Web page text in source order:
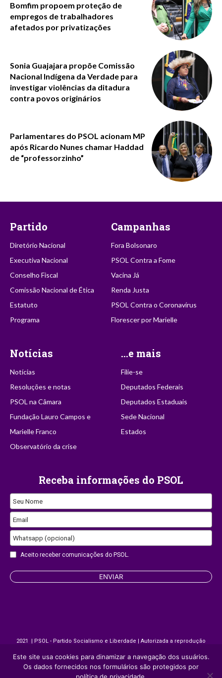
Bomfim propoem proteção de
empregos de trabalhadores
afetados por privatizações
Sonia Guajajara propõe Comissão
Nacional Indígena da Verdade para
investigar violências da ditadura
contra povos originários
Parlamentares do PSOL acionam MP
após Ricardo Nunes chamar Haddad
de “professorzinho”
Partido
Diretório Nacional
Executiva Nacional
Conselho Fiscal
Comissão Nacional de Ética
Estatuto
Programa
Campanhas
Fora Bolsonaro
PSOL Contra a Fome
Vacina Já
Renda Justa
PSOL Contra o Coronavírus
Florescer por Marielle
Notícias
Notícias
Resoluções e notas
PSOL na Câmara
Fundação Lauro Campos e
Marielle Franco
Observatório da crise
...e mais
Filie-se
Deputados Federais
Deputados Estaduais
Sede Nacional
Estados
Receba informações do PSOL
Seu Nome
Email
Whatsapp (opcional)
EmailAceito receber comunicações do PSOL.
ENVIAR
2021 | PSOL - Partido Socialismo e Liberdade | Autorizada a reprodução
Site desenvolvido porAppmobi
Este site usa cookies para dinamizar a navegação dos usuários.
Os dados fornecidos nos formulários são protegidos por